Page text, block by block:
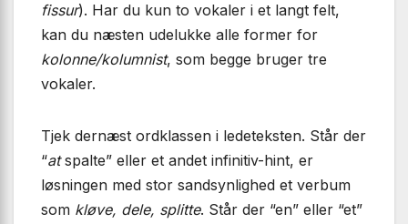
fissur). Har du kun to vokaler i et langt felt,
kan du næsten udelukke alle former for
kolonne/kolumnist, som begge bruger tre
vokaler.
Tjek dernæst ordklassen i ledeteksten. Står der
“atspalte” eller et andet infinitiv-hint, er
løsningen med stor sandsynlighed et verbum
som kløve, dele, splitte. Står der “en” eller “et”